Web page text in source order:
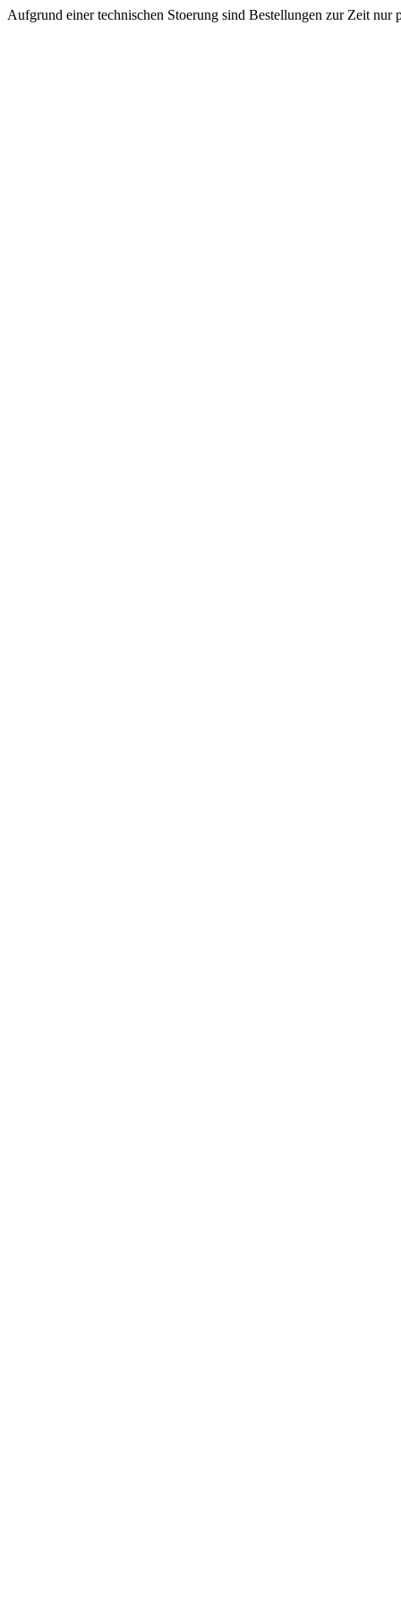
Aufgrund einer technischen Stoerung sind Bestellungen zur Zeit nur